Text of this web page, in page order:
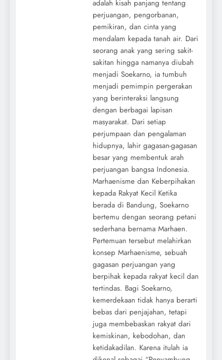
adalah kisah panjang tentang
perjuangan, pengorbanan,
pemikiran, dan cinta yang
mendalam kepada tanah air. Dari
seorang anak yang sering sakit-
sakitan hingga namanya diubah
menjadi Soekarno, ia tumbuh
menjadi pemimpin pergerakan
yang berinteraksi langsung
dengan berbagai lapisan
masyarakat. Dari setiap
perjumpaan dan pengalaman
hidupnya, lahir gagasan-gagasan
besar yang membentuk arah
perjuangan bangsa Indonesia.
Marhaenisme dan Keberpihakan
kepada Rakyat Kecil Ketika
berada di Bandung, Soekarno
bertemu dengan seorang petani
sederhana bernama Marhaen.
Pertemuan tersebut melahirkan
konsep Marhaenisme, sebuah
gagasan perjuangan yang
berpihak kepada rakyat kecil dan
tertindas. Bagi Soekarno,
kemerdekaan tidak hanya berarti
bebas dari penjajahan, tetapi
juga membebaskan rakyat dari
kemiskinan, kebodohan, dan
ketidakadilan. Karena itulah ia